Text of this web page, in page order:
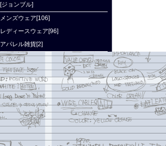
[ジョンブル]
メンズウェア[106]
レディースウェア[96]
アパレル雑貨[2]